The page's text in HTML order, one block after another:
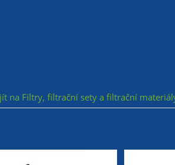
na Filtry, filtrační sety a filtrační